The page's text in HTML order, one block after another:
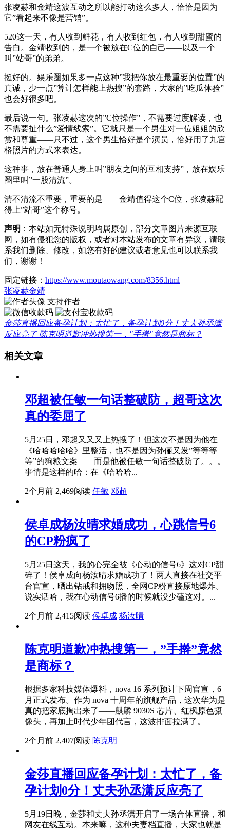
张凌赫和金靖这波互动之所以能打动这么多人，恰恰是因为
它”看起来不像是营销”。
520这一天，有人收到鲜花，有人收到红包，有人收到甜蜜的
告白。金靖收到的，是一个被放在C位的自己——以及一个
叫”站哥”的弟弟。
挺好的。娱乐圈如果多一点这种”我把你放在最重要的位置”的
真诚，少一点”算计怎样能上热搜”的套路，大家的”吃瓜体验”
也会好很多吧。
最后说一句。张凌赫这次的”C位操作”，不需要过度解读，也
不需要扯什么”爱情线索”。它就只是一个男生对一位姐姐的欣
赏和尊重——只不过，这个男生恰好是个演员，恰好用了九宫
格照片的方式来表达。
这种事，放在普通人身上叫”朋友之间的互相支持”，放在娱乐
圈里叫”一股清流”。
清不清流不重要，重要的是——金靖值得这个C位，张凌赫配
得上”站哥”这个称号。
声明 ：本站如无特殊说明均属原创，部分文章图片来源互联
网，如有侵犯您的版权，或者对本站发布的文章有异议，请联
系我们删除、修改，如您有好的建议或者意见也可以联系我
们，谢谢！
固定链接： https://www.moutaowang.com/8356.html
张凌赫金靖
支持作者
金莎直播回应备孕计划：太忙了，备孕计划0分！丈夫孙丞潇
反应亮了 陈克明道歉冲热搜第一，"手擀"竟然是商标？
相关文章
邓超被任敏一句话整破防，超哥这次
真的委屈了
5月25日，邓超又又又上热搜了！但这次不是因为他在
《哈哈哈哈哈》里整活，也不是因为孙俪又发”等等等
等”的狗粮文案——而是他被任敏一句话整破防了。。。
事情是这样的哈：在《哈哈哈...
2个月前 2,469阅读 任敏 邓超
侯卓成杨汝晴求婚成功，心跳信号6
的CP粉疯了
5月25日这天，我的心完全被《心动的信号6》这对CP甜
碎了！侯卓成向杨汝晴求婚成功了！两人直接在社交平
台官宣，晒出钻戒和拥吻照，全网CP粉直接原地爆炸。
说实话哈，我在心动信号6播的时候就没少磕这对。...
2个月前 2,415阅读 侯卓成 杨汝晴
陈克明道歉冲热搜第一，”手擀”竟然
是商标？
根据多家科技媒体爆料，nova 16 系列预计下周官宣，6
月正式发布。作为 nova 十周年的旗舰产品，这次华为是
真的把家底掏出来了——麒麟 9030S 芯片、红枫原色摄
像头，再加上时代少年团代言，这波排面拉满了。
2个月前 2,407阅读 陈克明
金莎直播回应备孕计划：太忙了，备
孕计划0分！丈夫孙丞潇反应亮了
5月19日晚，金莎和丈夫孙丞潇开启了一场合体直播，和
网友在线互动。本来嘛，这种夫妻档直播，大家也就是